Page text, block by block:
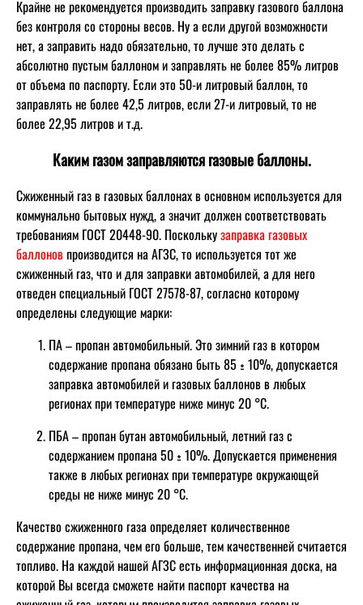
Крайне не рекомендуется производить заправку газового баллона
без контроля со стороны весов. Ну а если другой возможности
нет, а заправить надо обязательно, то лучше это делать с
абсолютно пустым баллоном и заправлять не более 85% литров
от объема по паспорту. Если это 50-и литровый баллон, то
заправлять не более 42,5 литров, если 27-и литровый, то не
более 22,95 литров и т.д.
Каким газом заправляются газовые баллоны.
Сжиженный газ в газовых баллонах в основном используется для
коммунально бытовых нужд, а значит должен соответствовать
требованиям ГОСТ 20448-90. Посколькузаправка газовых
баллоновпроизводится на АГЗС, то используется тот же
сжиженный газ, что и для заправки автомобилей, а для него
отведен специальный ГОСТ 27578-87, согласно которому
определены следующие марки:
ПА – пропан автомобильный. Это зимний газ в котором
содержание пропана обязано быть 85 ± 10%, допускается
заправка автомобилей и газовых баллонов в любых
регионах при температуре ниже минус 20 °C.
ПБА – пропан бутан автомобильный, летний газ с
содержанием пропана 50 ± 10%. Допускается применения
также в любых регионах при температуре окружающей
среды не ниже минус 20 °C.
Качество сжиженного газа определяет количественное
содержание пропана, чем его больше, тем качественней считается
топливо. На каждой нашей АГЗС есть информационная доска, на
которой Вы всегда сможете найти паспорт качества на